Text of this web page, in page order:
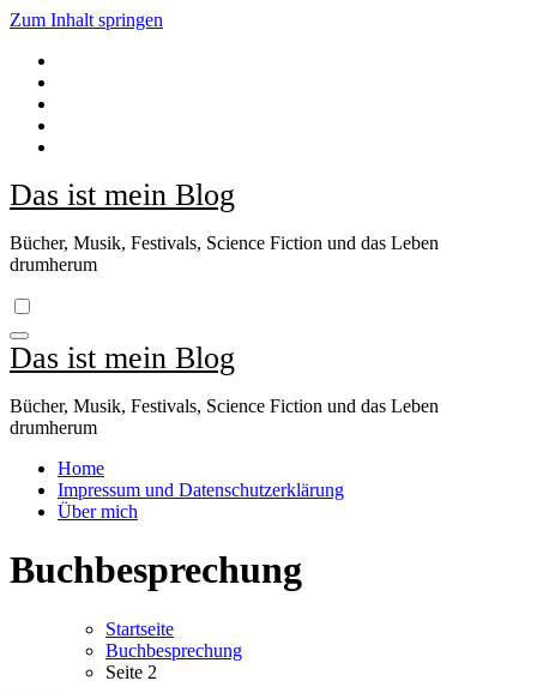
Zum Inhalt springen
Das ist mein Blog
Bücher, Musik, Festivals, Science Fiction und das Leben
drumherum
Das ist mein Blog
Bücher, Musik, Festivals, Science Fiction und das Leben
drumherum
Home
Impressum und Datenschutzerklärung
Über mich
Buchbesprechung
Startseite
Buchbesprechung
Seite 2